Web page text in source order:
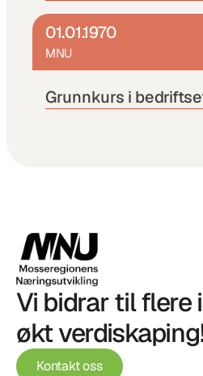
01.01.1970
MNU
Grunnkurs i
Vi bidrar til flere
økt
Kontakt oss